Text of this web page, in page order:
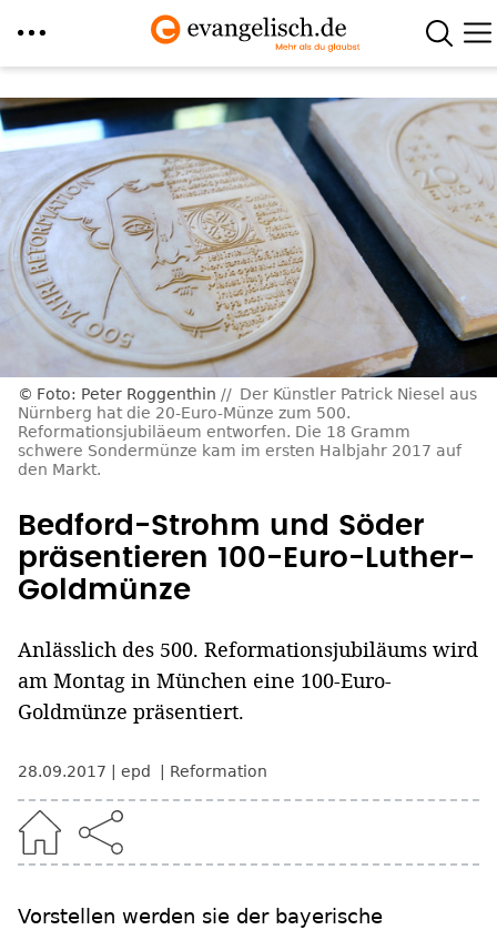
zum
Inhalt
Foto: Peter Roggenthin
Der Künstler Patrick Niesel aus
Nürnberg hat die 20-Euro-Münze zum 500.
Reformationsjubiläeum entworfen. Die 18 Gramm
schwere Sondermünze kam im ersten Halbjahr 2017 auf
den Markt.
Bedford-Strohm und Söder
präsentieren 100-Euro-Luther-
Goldmünze
Anlässlich des 500. Reformationsjubiläums wird
am Montag in München eine 100-Euro-
Goldmünze präsentiert.
28.09.2017 epd Reformation
Vorstellen werden sie der bayerische